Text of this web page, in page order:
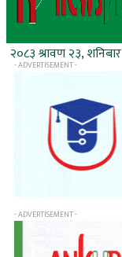
२०८३ श्रावण २३, शनिबार
- ADVERTISEMENT -
- ADVERTISEMENT -